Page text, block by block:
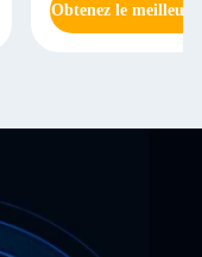
Obtenez le meilleur